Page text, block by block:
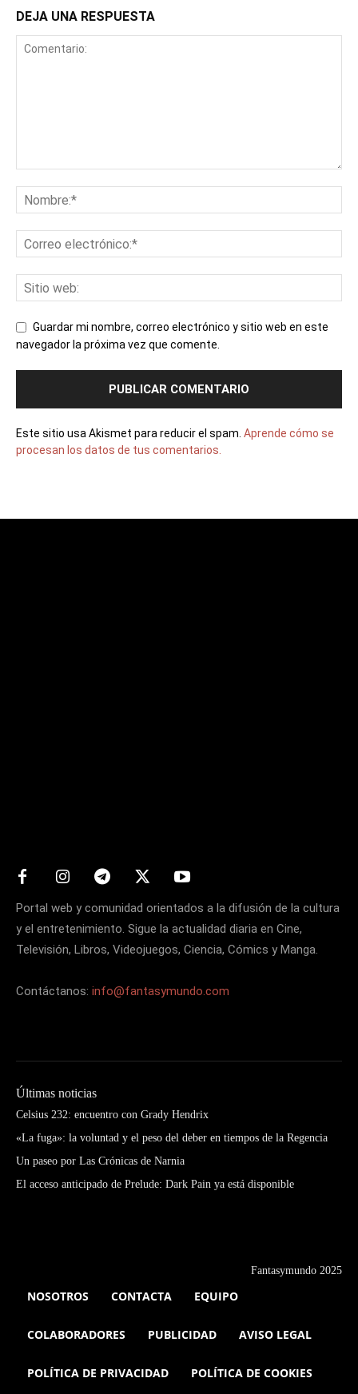
DEJA UNA RESPUESTA
Guardar mi nombre, correo electrónico y sitio web en este
navegador la próxima vez que comente.
Este sitio usa Akismet para reducir el spam. Aprende cómo se
procesan los datos de tus comentarios.
Portal web y comunidad orientados a la difusión de la cultura
y el entretenimiento. Sigue la actualidad diaria en Cine,
Televisión, Libros, Videojuegos, Ciencia, Cómics y Manga.
Contáctanos: info@fantasymundo.com
Últimas noticias
Celsius 232: encuentro con Grady Hendrix
«La fuga»: la voluntad y el peso del deber en tiempos de la Regencia
Un paseo por Las Crónicas de Narnia
El acceso anticipado de Prelude: Dark Pain ya está disponible
Fantasymundo 2025
NOSOTROS CONTACTA EQUIPO
COLABORADORES PUBLICIDAD AVISO LEGAL
POLÍTICA DE PRIVACIDAD POLÍTICA DE COOKIES